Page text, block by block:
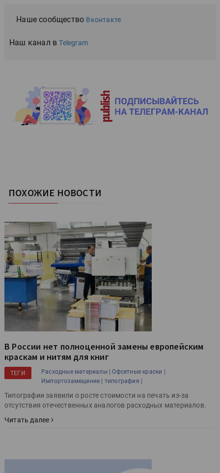
Наше сообщество Вконтакте
Наш канал вTelegram
ПОХОЖИЕ НОВОСТИ
В России нет полноценной замены европейским
краскам и нитям для книг
ТЕГИ Расходные материалы | Офсетные краски |
Импортозамещение | типография |
Типографии заявили о росте стоимости на печать из-за
отсутствия отечественных аналогов расходных материалов.
Читать далее